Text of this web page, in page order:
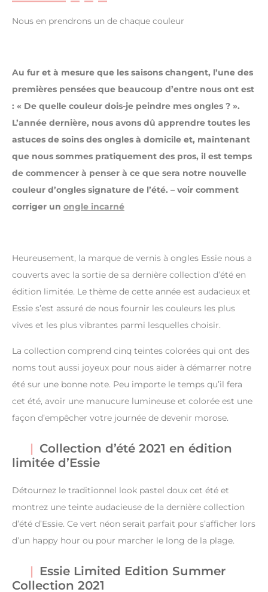
Nous en prendrons un de chaque couleur
Au fur et à mesure que les saisons changent, l’une des
premières pensées que beaucoup d’entre nous ont est
: « De quelle couleur dois-je peindre mes ongles ? ».
L’année dernière, nous avons dû apprendre toutes les
astuces de soins des ongles à domicile et, maintenant
que nous sommes pratiquement des pros, il est temps
de commencer à penser à ce que sera notre nouvelle
couleur d’ongles signature de l’été. – voir comment
corriger un ongle incarné
Heureusement, la marque de vernis à ongles Essie nous a
couverts avec la sortie de sa dernière collection d’été en
édition limitée. Le thème de cette année est audacieux et
Essie s’est assuré de nous fournir les couleurs les plus
vives et les plus vibrantes parmi lesquelles choisir.
La collection comprend cinq teintes colorées qui ont des
noms tout aussi joyeux pour nous aider à démarrer notre
été sur une bonne note. Peu importe le temps qu’il fera
cet été, avoir une manucure lumineuse et colorée est une
façon d’empêcher votre journée de devenir morose.
Collection d’été 2021 en édition
limitée d’Essie
Détournez le traditionnel look pastel doux cet été et
montrez une teinte audacieuse de la dernière collection
d’été d’Essie. Ce vert néon serait parfait pour s’afficher lors
d’un happy hour ou pour marcher le long de la plage.
Essie Limited Edition Summer
Collection 2021